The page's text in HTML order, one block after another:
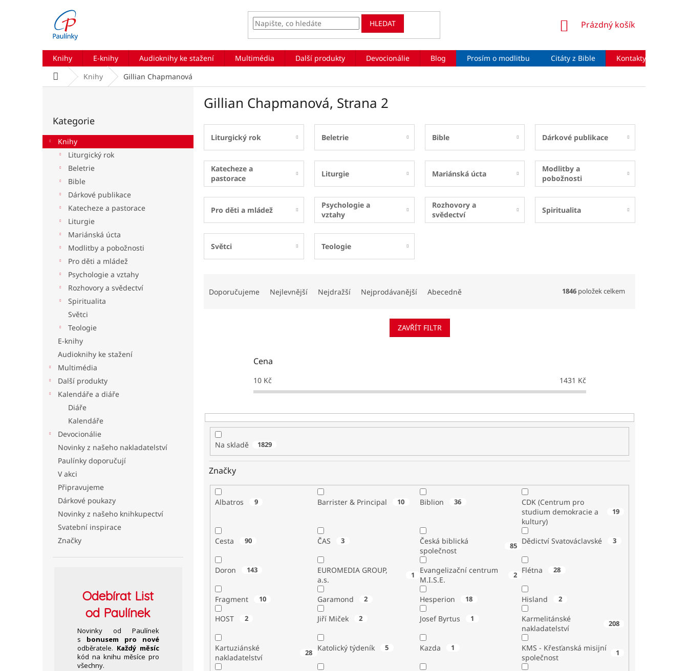
HLEDAT
NÁKUPNÍ
Prázdný košík
Knihy E-knihy Audioknihy ke stažení Multimédia Další produkty Devocionálie Blog Prosím o modlitbu Citáty z Bible Kontakty
Domů Knihy Gillian Chapmanová
r
a
kategorie
Kategorie
Knihy
Liturgický rok
Beletrie
Bible
Dárkové publikace
Katecheze a pastorace
Liturgie
Mariánská úcta
Modlitby a pobožnosti
Pro děti a mládež
Psychologie a vztahy
Rozhovory a svědectví
Spiritualita
Světci
Teologie
E-knihy
Audioknihy ke stažení
Multimédia
Další produkty
Kalendáře a diáře
Diáře
Kalendáře
Devocionálie
Novinky z našeho nakladatelství
Paulínky doporučují
V akci
Připravujeme
Dárkové poukazy
Novinky z našeho knihkupectví
Svatební inspirace
Značky
OdebíratList
od Paulínek
Novinky od Paulínek
s bonusem pro nové
odběratele. Každý měsíc
kód na knihu měsíce pro
všechny.
Gillian Chapmanová, Strana 2
Liturgický rok Beletrie Bible Dárkové publikace
Katecheze a
pastorace
Liturgie Mariánská úcta
Modlitby a
pobožnosti
Pro děti a mládež
Psychologie a
vztahy
Rozhovory a
svědectví
Spiritualita
Světci Teologie
t
ů
Doporučujeme Nejlevnější Nejdražší Nejprodávanější Abecedně 1846 položek celkem
ZAVŘÍT FILTR
Cena
10Kč 1431 Kč
Na skladě 1829
Značky
Albatros 9 Barrister & Principal 10 Biblion 36
CDK (Centrum pro
studium demokracie a
kultury)
19
Cesta 90 ČAS 3
Česká biblická
společnost
85 Dědictví Svatováclavské 3
Doron 143
EUROMEDIA GROUP,
a.s.
1
Evangelizační centrum
M.I.S.E.
2 Flétna 28
Fragment 10 Garamond 2 Hesperion 18 Hisland 2
HOST 2 Jiří Miček 2 Josef Byrtus 1
Karmelitánské
nakladatelství
208
Kartuziánské
nakladatelství
28 Katolický týdeník 5 Kazda 1
KMS - Křesťanská misijní
společnost
1